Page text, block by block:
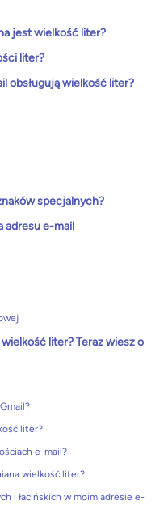
jest wielkość liter?
liter?
obsługują wielkość liter?
specjalnych?
adresu e-mail
liter? Teraz wiesz o
liter?
e-mail?
wielkość liter?
i łacińskich w moim adresie e-